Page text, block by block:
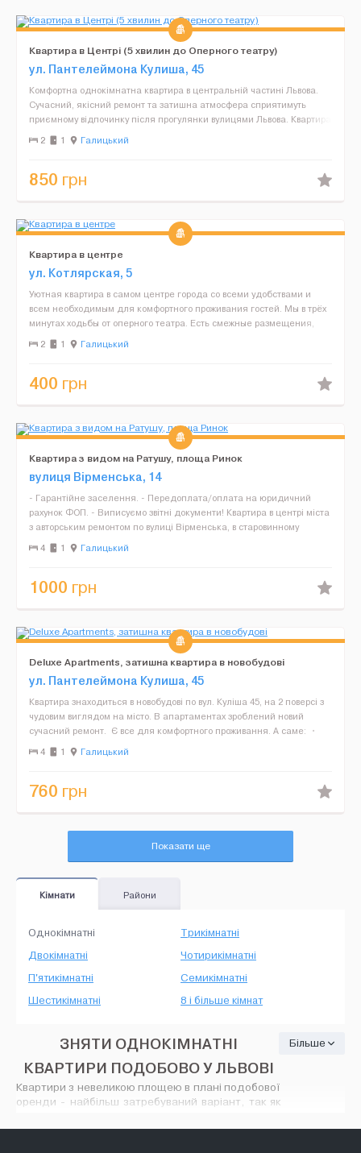
Квартира в Центрі (5 хвилин до Оперного театру)
ул. Пантелеймона Кулиша, 45
Комфортна однокімнатна квартира в центральній частині Львова.
Сучасний, якісний ремонт та затишна атмосфера сприятимуть
приємному відпочинку після прогулянки вулицями Львова. Квартира
обладнана всією побутовою технікою та новими ...
2 1 Галицький
850 грн
Квартира в центре
ул. Котлярская, 5
Уютная квартира в самом центре города со всеми удобствами и
всем необходимым для комфортного проживания гостей. Мы в трёх
минутах ходьбы от оперного театра. Есть смежные размещения,
для друзей, вместе с которыми вы путешествуете. ...
2 1 Галицький
400 грн
Квартира з видом на Ратушу, площа Ринок
вулиця Вірменська, 14
- Гарантійне заселення. - Передоплата/оплата на юридичний
рахунок ФОП. - Виписуємо звітні документи! Квартира в центрі міста
з авторським ремонтом по вулиці Вірменська, в старовинному
будинку часів історичної забудови. Локація...
4 1 Галицький
1000 грн
Deluxe Apartments, затишна квартира в новобудові
ул. Пантелеймона Кулиша, 45
Квартира знаходиться в новобудові по вул. Куліша 45, на 2 поверсі з
чудовим виглядом на місто. В апартаментах зроблений новий
сучасний ремонт. Є все для комфортного проживання. А саме: •
сучасна вмонтована кухня, ...
4 1 Галицький
760 грн
Показати ще
Кімнати Райони
Однокімнатні
Двокімнатні
Трикімнатні
Чотирикімнатні
П'ятикімнатні
Шестикімнатні
Семикімнатні
8 і більше кімнат
ЗНЯТИ ОДНОКІМНАТНІ
КВАРТИРИ ПОДОБОВО У ЛЬВОВІ
Квартири з невеликою площею в плані подобової
оренди - найбільш затребуваний варіант, так як
цьому за рівнем комфорту не поступається
Більше